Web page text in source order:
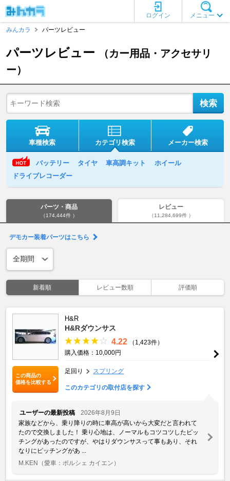
メニュー
ログイン
みんカラ
パーツレビュー
パーツレビュー
（カー用品・アクセサリ
ー）
車種検索 カテゴリ検索 メーカー検索
バッテリー タイヤ 車高調キット
ホイール
ドライブレコーダー
パーツ・商品
（174,444件 ）
レビュー
（11,284,699件 ）
デモカー装着パーツはこちら
新着順 レビュー数順 評価順
この商品の
価格を比較する
H&R
H&Rダウンサス
4.22
（1,423件）
購入価格：10,000円
足回り スプリング
このカテゴリの取付店を探す
ユーザーの最新投稿
2026年8月9日
家族などから、乗り降りの時に車高が高いから大変だと言われて
たので交換しました！ 乗り心地は、ノーマルもコツコツしたピッ
チングがあったのですが、やはりダウンサスって事もあり、それ
なりにピッチングがあ ...
M.KEN （愛車：ポルシェ カイエン）